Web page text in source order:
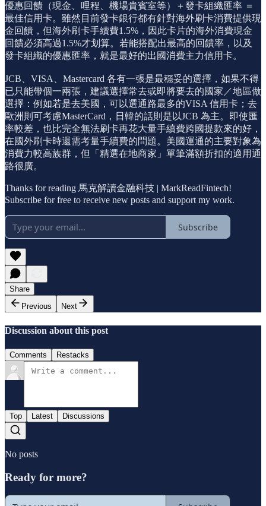
優惠回饋（現金、哩程、機場貴賓室等）＋發卡組織匯率 ＝
最佳信用卡。雖然目前發卡銀行都有針對海外刷卡消費提供現
金回饋，但海外刷卡手續費1.5%，因此卡片的海外消費現金
回饋必須高過1.5%才划算。若能搭配出最高的回饋率，以及
發卡組織的優惠匯率，就是最好的出國消費主力信用卡。
JCB、VISA、Mastercard 各有一張是最穩妥的選擇，如果不得
已只能帶個一兩張，建議選擇常去或即將要去的國家／地區做
選擇：例如若是去美國，可以選通路最多的VISA 信用卡；去
歐洲則可考慮MasterCard，日韓的話則是以JCB 為主。即使匯
率較差，也比完全無法刷卡再花大量手續費跨國提款來的好，
在國外刷卡時還需考量手續費的問題。美國運通的主要對象為
消費力較高族群，但「精選在地商家」單筆滿額折扣的適用通
路很廣。
Thanks for reading 馬克解讀金融科技 | MarkReadFintech!
Subscribe for free to receive new posts and support my work.
Subscribe
Share
Previous
Next
Discussion about this post
Comments Restacks
Top Latest Discussions
No posts
Ready for more?